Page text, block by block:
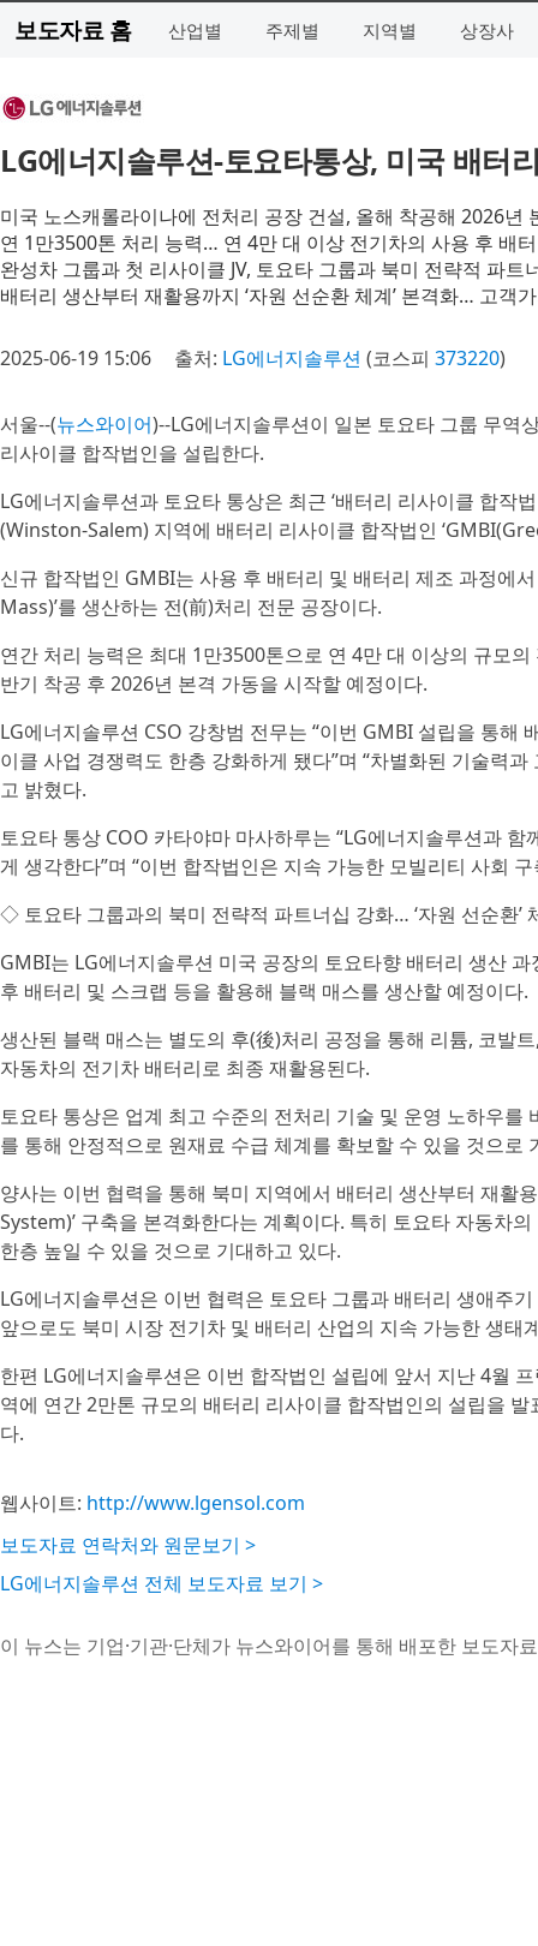
보도자료 홈 산업별 주제별 지역별 상장사
LG에너지솔루션-토요타통상, 미국 배터
미국 노스캐롤라이나에 전처리 공장 건설, 올해 착공해 2026년
연 1만3500톤 처리 능력… 연 4만 대 이상 전기차의 사용 후 배
완성차 그룹과 첫 리사이클 JV, 토요타 그룹과 북미 전략적 파트
배터리 생산부터 재활용까지 ‘자원 선순환 체계’ 본격화… 고객
2025-06-19 15:06 출처: LG에너지솔루션 (코스피 373220)
서울--(뉴스와이어)--LG에너지솔루션이 일본 토요타 그룹 무역
리사이클 합작법인을 설립한다.
LG에너지솔루션과 토요타 통상은 최근 ‘배터리 리사이클 합작
(Winston-Salem) 지역에 배터리 리사이클 합작법인
신규 합작법인 GMBI는 사용 후 배터리 및 배터리 제조 과정에
Mass)’를 생산하는 전(前)처리 전문 공장이다.
연간 처리 능력은 최대 1만3500톤으로 연 4만 대 이상의 규모
반기 착공 후 2026년 본격 가동을 시작할 예정이다.
LG에너지솔루션 CSO 강창범 전무는 “이번 GMBI 설립을 통
이클 사업 경쟁력도 한층 강화하게 됐다”며 “차별화된 기술력
고 밝혔다.
토요타 통상 COO 카타야마 마사하루는 “LG에너지솔루션과
게 생각한다”며 “이번 합작법인은 지속 가능한 모빌리티 사회
◇ 토요타 그룹과의 북미 전략적 파트너십 강화… ‘자원 선순환’
GMBI는 LG에너지솔루션 미국 공장의 토요타향 배터리 생산
후 배터리 및 스크랩 등을 활용해 블랙 매스를 생산할 예정이다.
생산된 블랙 매스는 별도의 후(後)처리 공정을 통해 리튬, 코발
자동차의 전기차 배터리로 최종 재활용된다.
토요타 통상은 업계 최고 수준의 전처리 기술 및 운영 노하우
를 통해 안정적으로 원재료 수급 체계를 확보할 수 있을 것으로
양사는 이번 협력을 통해 북미 지역에서 배터리 생산부터 재활
System)’ 구축을 본격화한다는 계획이다. 특히 토요타 자동차
한층 높일 수 있을 것으로 기대하고 있다.
LG에너지솔루션은 이번 협력은 토요타 그룹과 배터리 생애주
앞으로도 북미 시장 전기차 및 배터리 산업의 지속 가능한 생
한편 LG에너지솔루션은 이번 합작법인 설립에 앞서 지난 4월
역에 연간 2만톤 규모의 배터리 리사이클 합작법인의 설립을
다.
웹사이트: http://www.lgensol.com
보도자료 연락처와 원문보기 >
LG에너지솔루션 전체 보도자료 보기 >
이 뉴스는 기업·기관·단체가 뉴스와이어를 통해 배포한 보도자